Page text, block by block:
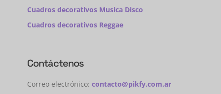
Cuadros decorativos Musica Disco
Cuadros decorativos Reggae
Contáctenos
Correo electrónico: contacto@pikfy.com.ar